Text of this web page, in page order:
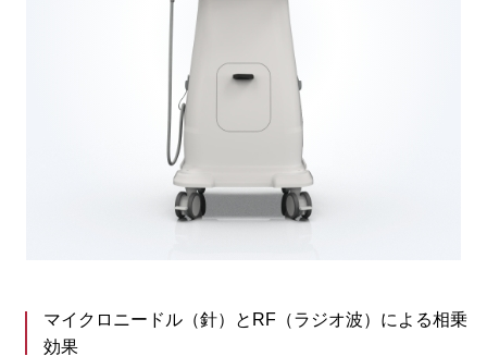
マイクロニードル（針）とRF（ラジオ波）による相乗
効果